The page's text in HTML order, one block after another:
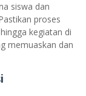
siswa dan
proses
kegiatan di
memuaskan dan